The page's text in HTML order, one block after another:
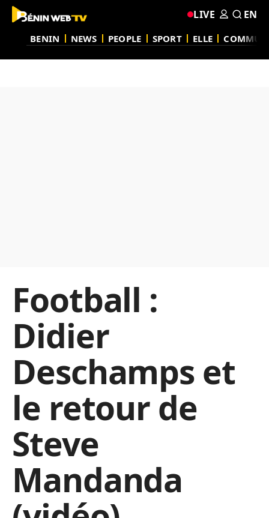
BENIN NEWS PEOPLE SPORT ELLE
LIVE EN
Football :
Didier
Deschamps et
le retour de
Steve
Mandanda